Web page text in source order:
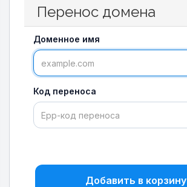
Перенос домена
Доменное имя
Код переноса
Добавить в корзину